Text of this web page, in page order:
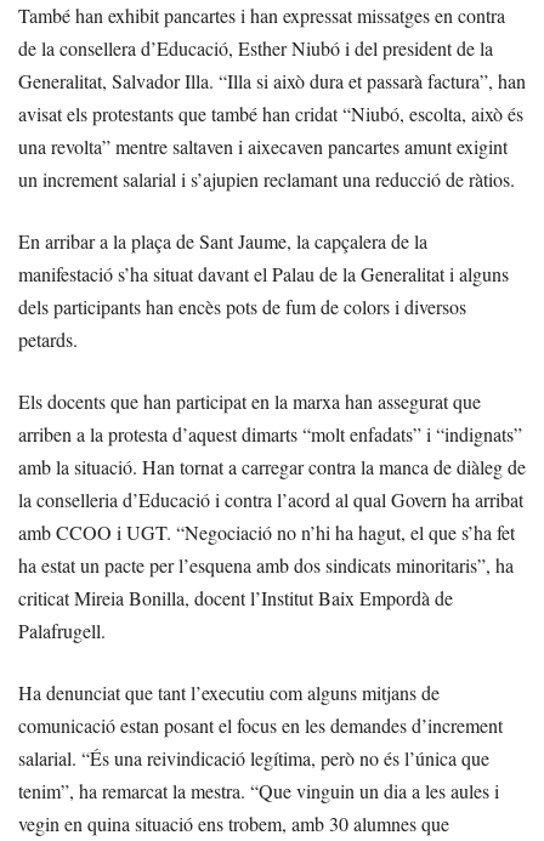
També han exhibit pancartes i han expressat missatges en contra
de la consellera d’Educació, Esther Niubó i del president de la
Generalitat, Salvador Illa. “Illa si això dura et passarà factura”, han
avisat els protestants que també han cridat “Niubó, escolta, això és
una revolta” mentre saltaven i aixecaven pancartes amunt exigint
un increment salarial i s’ajupien reclamant una reducció de ràtios.
En arribar a la plaça de Sant Jaume, la capçalera de la
manifestació s’ha situat davant el Palau de la Generalitat i alguns
dels participants han encès pots de fum de colors i diversos
petards.
Els docents que han participat en la marxa han assegurat que
arriben a la protesta d’aquest dimarts “molt enfadats” i “indignats”
amb la situació. Han tornat a carregar contra la manca de diàleg de
la conselleria d’Educació i contra l’acord al qual Govern ha arribat
amb CCOO i UGT. “Negociació no n’hi ha hagut, el que s’ha fet
ha estat un pacte per l’esquena amb dos sindicats minoritaris”, ha
criticat Mireia Bonilla, docent l’Institut Baix Empordà de
Palafrugell.
Ha denunciat que tant l’executiu com alguns mitjans de
comunicació estan posant el focus en les demandes d’increment
salarial. “És una reivindicació legítima, però no és l’única que
tenim”, ha remarcat la mestra. “Que vinguin un dia a les aules i
vegin en quina situació ens trobem, amb 30 alumnes que